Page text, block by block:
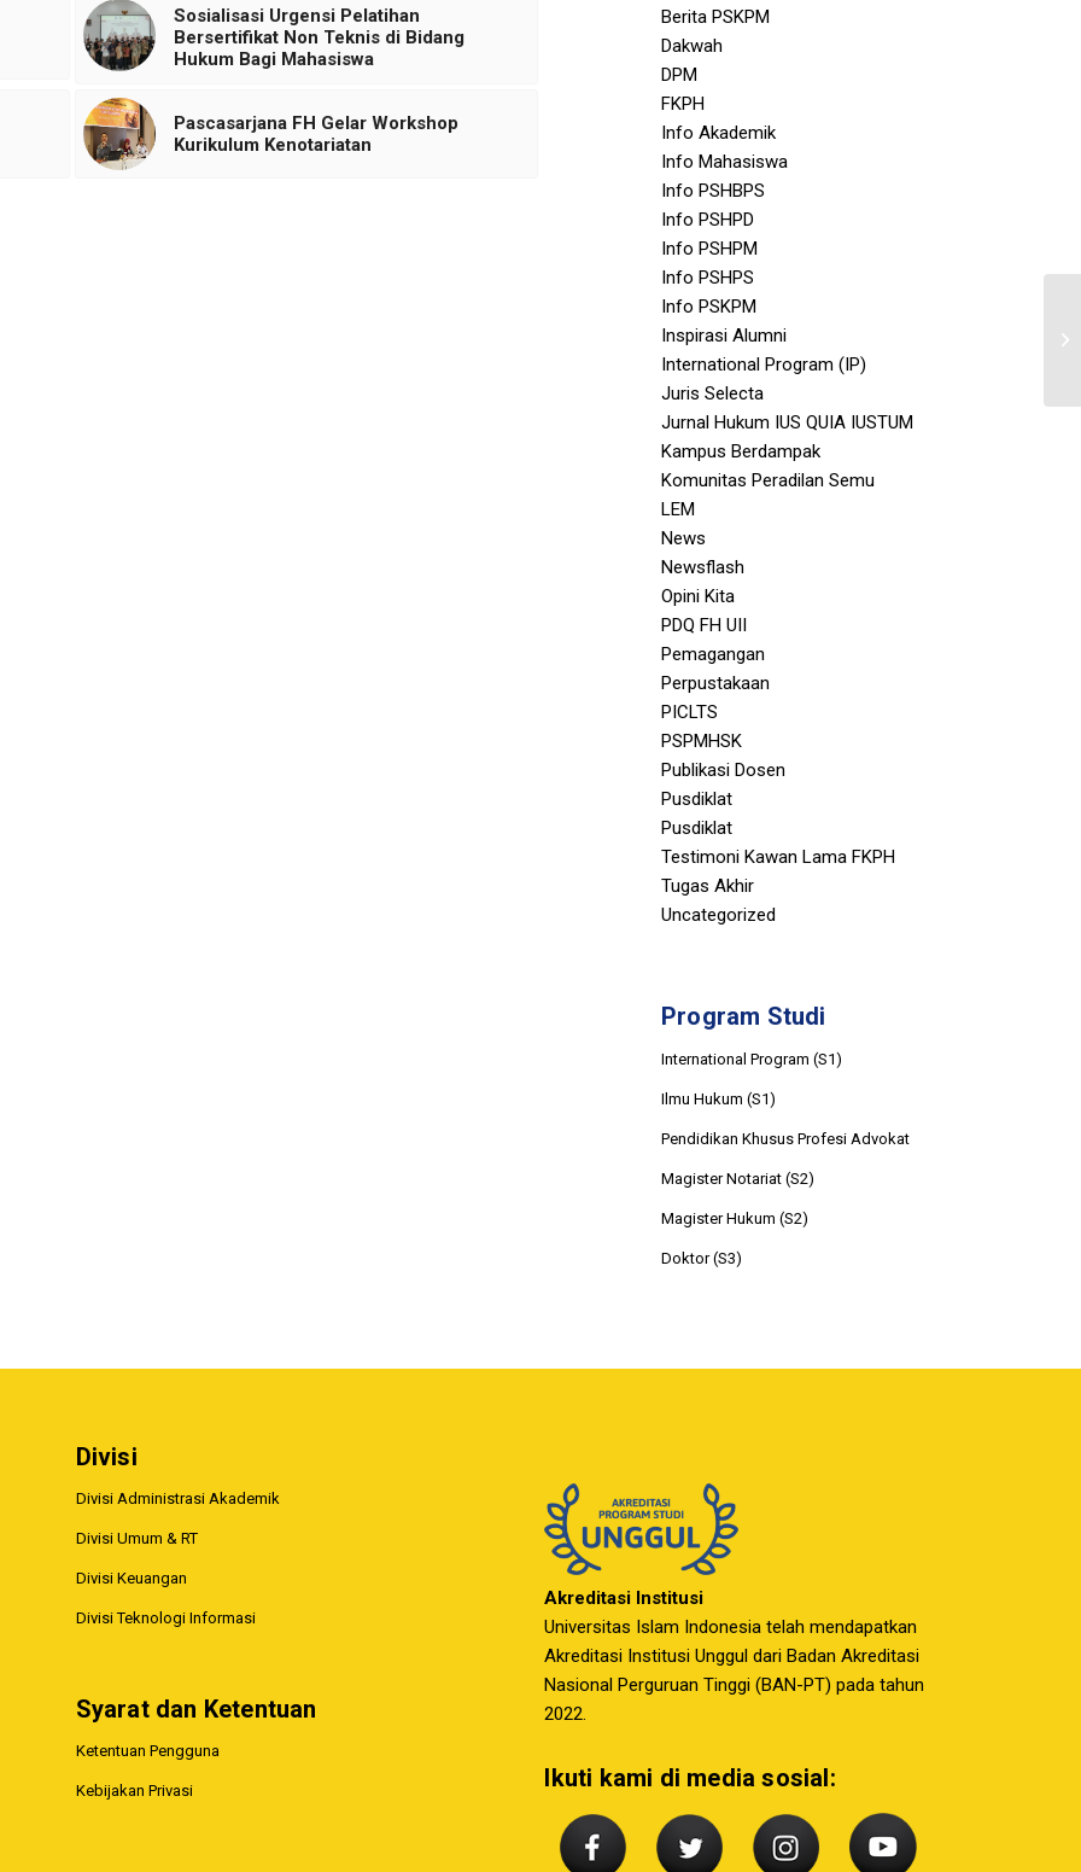
Sosialisasi Urgensi Pelatihan
Bersertifikat Non Teknis di Bidang
Hukum Bagi Mahasiswa
Pascasarjana FH Gelar Workshop
Kurikulum Kenotariatan
Berita PSKPM
Dakwah
DPM
FKPH
Info Akademik
Info Mahasiswa
Info PSHBPS
Info PSHPD
Info PSHPM
Info PSHPS
Info PSKPM
Inspirasi Alumni
International Program (IP)
Juris Selecta
Jurnal Hukum IUS QUIA IUSTUM
Kampus Berdampak
Komunitas Peradilan Semu
LEM
News
Newsflash
Opini Kita
PDQ FH UII
Pemagangan
Perpustakaan
PICLTS
PSPMHSK
Publikasi Dosen
Pusdiklat
Pusdiklat
Testimoni Kawan Lama FKPH
Tugas Akhir
Uncategorized
Program Studi
International Program (S1)
Ilmu Hukum (S1)
Pendidikan Khusus Profesi Advokat
Magister Notariat (S2)
Magister Hukum (S2)
Doktor (S3)
Divisi
Divisi Administrasi Akademik
Divisi Umum & RT
Divisi Keuangan
Divisi Teknologi Informasi
Syarat dan Ketentuan
Ketentuan Pengguna
Kebijakan Privasi
Akreditasi Institusi
Universitas Islam Indonesia telah mendapatkan
Akreditasi Institusi Unggul dari Badan Akreditasi
Nasional Perguruan Tinggi (BAN-PT) pada tahun
2022.
Ikuti kami di media sosial: